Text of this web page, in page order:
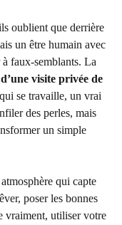
oublient que derrière
un être humain avec
à faux-semblants. La
visite privée de
se travaille, un vrai
des perles, mais
un simple
qui capte
poser les bonnes
vraiment, utiliser votre